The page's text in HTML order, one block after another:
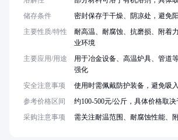
储存条件
密封保存于干燥、阴凉处，避免
主要性质/特性
耐高温、耐腐蚀、抗磨损、附着
业环境
主要应用/用途
用于冶金设备、高温炉具、管道
强化
安全注意事项
使用时需佩戴防护装备，避免吸
参考价格区间
约100-500元/公斤，具体价格取
采购注意事项
需关注耐温范围、耐腐蚀性能、